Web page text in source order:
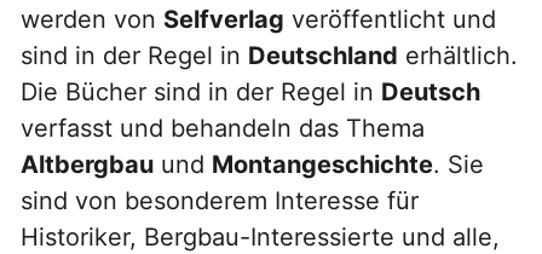
werden von Selfverlag veröffentlicht und
sind in der Regel in Deutschland erhältlich.
Die Bücher sind in der Regel in Deutsch
verfasst und behandeln das Thema
Altbergbau und Montangeschichte. Sie
sind von besonderem Interesse für
Historiker, Bergbau-Interessierte und alle,